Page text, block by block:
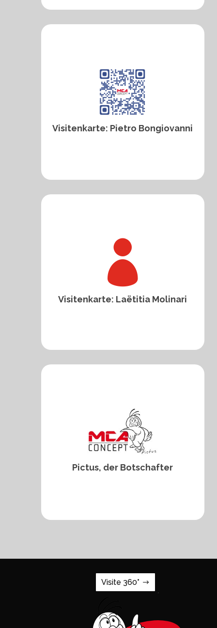
Visitenkarte: Pietro Bongiovanni

Visitenkarte: Laëtitia Molinari
Pictus, der Botschafter
Visite 360°